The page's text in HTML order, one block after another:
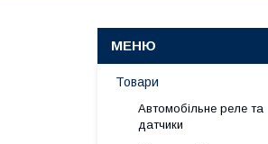
Товари
Автомобільне реле та
датчики